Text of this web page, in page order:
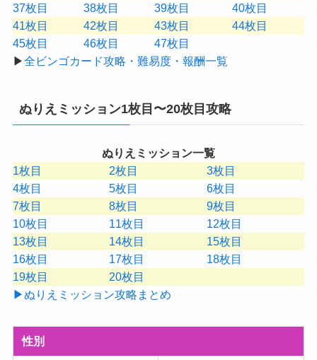
37枚目
38枚目 39枚目
40枚目
41枚目
42枚目 43枚目
44枚目
45枚目
46枚目
47枚目
▶全ビンゴカード攻略・難易度・報酬一覧
ぬりえミッション1枚目〜20枚目攻略
ぬりえミッション一覧
1枚目
2枚目
3枚目
4枚目
5枚目
6枚目
7枚目
8枚目
9枚目
10枚目
11枚目
12枚目
13枚目
14枚目
15枚目
16枚目
17枚目
18枚目
19枚目
20枚目
▶ぬりえミッション攻略まとめ
性別